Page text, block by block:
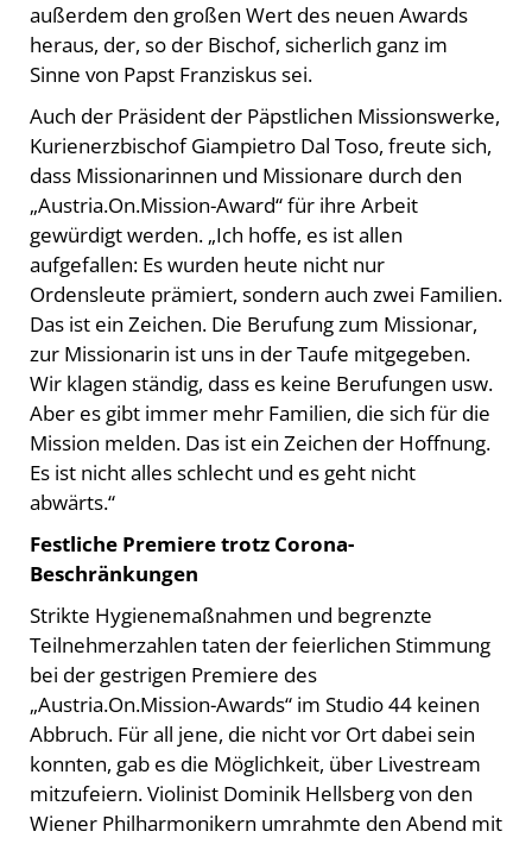
außerdem den großen Wert des neuen Awards
heraus, der, so der Bischof, sicherlich ganz im
Sinne von Papst Franziskus sei.
Auch der Präsident der Päpstlichen Missionswerke,
Kurienerzbischof Giampietro Dal Toso, freute sich,
dass Missionarinnen und Missionare durch den
„Austria.On.Mission-Award“ für ihre Arbeit
gewürdigt werden. „Ich hoffe, es ist allen
aufgefallen: Es wurden heute nicht nur
Ordensleute prämiert, sondern auch zwei Familien.
Das ist ein Zeichen. Die Berufung zum Missionar,
zur Missionarin ist uns in der Taufe mitgegeben.
Wir klagen ständig, dass es keine Berufungen usw.
Aber es gibt immer mehr Familien, die sich für die
Mission melden. Das ist ein Zeichen der Hoffnung.
Es ist nicht alles schlecht und es geht nicht
abwärts.“
Festliche Premiere trotz Corona-
Beschränkungen
Strikte Hygienemaßnahmen und begrenzte
Teilnehmerzahlen taten der feierlichen Stimmung
bei der gestrigen Premiere des
„Austria.On.Mission-Awards“ im Studio 44 keinen
Abbruch. Für all jene, die nicht vor Ort dabei sein
konnten, gab es die Möglichkeit, über Livestream
mitzufeiern. Violinist Dominik Hellsberg von den
Wiener Philharmonikern umrahmte den Abend mit